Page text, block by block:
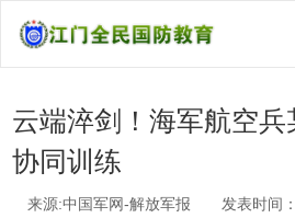
云端淬剑！海军航空
协同训练
来源:中国军网-解放军报 发表时间：